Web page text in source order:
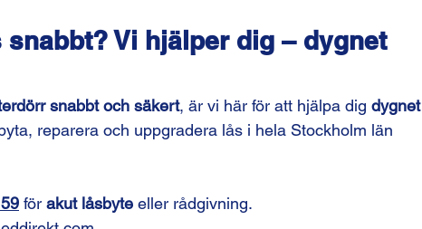
Vi hjälper dig – dygnet
snabbt och säkert, är vi här för att hjälpa dig dygnet
reparera och uppgradera lås i hela Stockholm län
för akut låsbyte eller rådgivning.